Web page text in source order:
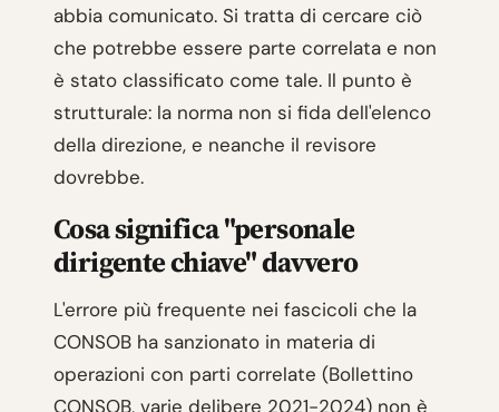
abbia comunicato. Si tratta di cercare ciò
che potrebbe essere parte correlata e non
è stato classificato come tale. Il punto è
strutturale: la norma non si fida dell'elenco
della direzione, e neanche il revisore
dovrebbe.
Cosa significa "personale
dirigente chiave" davvero
L'errore più frequente nei fascicoli che la
CONSOB ha sanzionato in materia di
operazioni con parti correlate (Bollettino
CONSOB, varie delibere 2021-2024) non è